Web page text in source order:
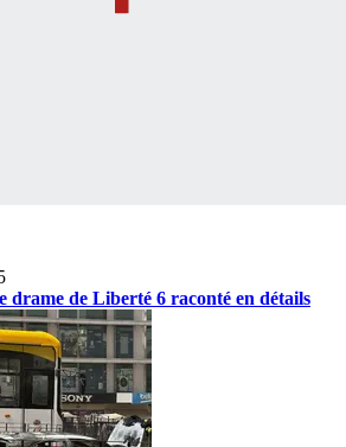
drame de Liberté 6 raconté en détails